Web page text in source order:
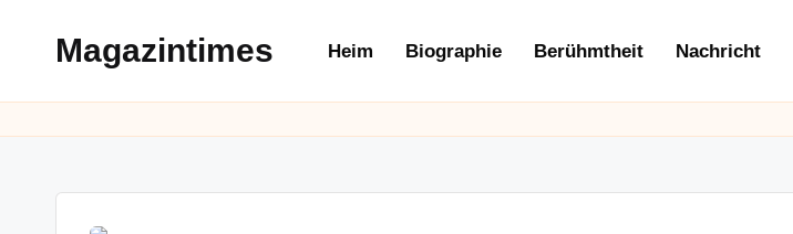
Magazintimes Heim Biographie Berühmtheit Nachricht